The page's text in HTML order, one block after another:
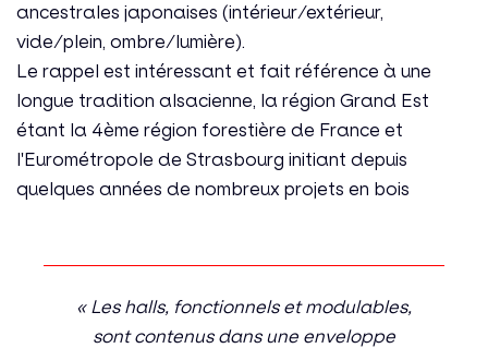
ancestrales japonaises (intérieur/extérieur,
vide/plein, ombre/lumière).
Le rappel est intéressant et fait référence à une
longue tradition alsacienne, la région Grand Est
étant la 4ème région forestière de France et
l'Eurométropole de Strasbourg initiant depuis
quelques années de nombreux projets en bois
« Les halls, fonctionnels et modulables,
sont contenus dans une enveloppe